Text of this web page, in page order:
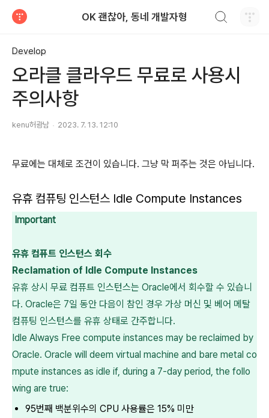
OK 괜찮아, 동네 개발자형
Develop
오라클 클라우드 무료로 사용시
주의사항
kenu허광남 2023. 7. 13. 12:10
무료에는 대체로 조건이 있습니다. 그냥 막 퍼주는 것은 아닙니다.
유휴 컴퓨팅 인스턴스 Idle Compute Instances
Important
유휴 컴퓨트 인스턴스 회수
Reclamation of Idle Compute Instances
유휴 상시 무료 컴퓨트 인스턴스는 Oracle에서 회수할 수 있습니
다. Oracle은 7일 동안 다음이 참인 경우 가상 머신 및 베어 메탈
컴퓨팅 인스턴스를 유휴 상태로 간주합니다.
Idle Always Free compute instances may be reclaimed by
Oracle. Oracle will deem virtual machine and bare metal co
mpute instances as idle if, during a 7-day period, the follo
wing are true:
95번째 백분위수의 CPU 사용률은 15% 미만